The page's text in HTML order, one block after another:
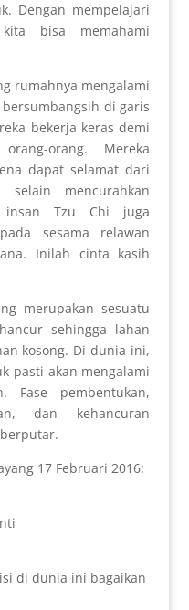
Dengan mempelajari
bisa memahami
rumahnya mengalami
di garis
bekerja keras demi
orang. Mereka
dapat selamat dari
mencurahkan
insan Tzu Chi juga
sesama relawan
Inilah cinta kasih
merupakan sesuatu
sehingga lahan
kosong. Di dunia ini,
pasti akan mengalami
Fase pembentukan,
dan kehancuran
17 Februari 2016:
di dunia ini bagaikan